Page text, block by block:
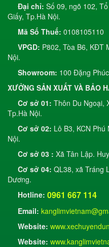
Đại chỉ: Số 09, ngõ 102,
Giấy, Tp.Hà Nội.
Mã Số Thuế: 0108105110
VPGD: P802, Tòa B6, KĐT
Nội.
Showroom: 100 Đặng
XƯỞNG SẢN XUẤT VÀ BẢO
Cơ sở 01: Thôn Du Ngoại,
Tp.Hà Nội.
Cơ sở 02: Lô B3, KCN
Nội.
Cơ sở 03 : Xã Tân Lập.
Cơ sở 04: QL38, xã Tráng
Dương.
Hotline: 0961 667 114
Email:
Website:
Website: